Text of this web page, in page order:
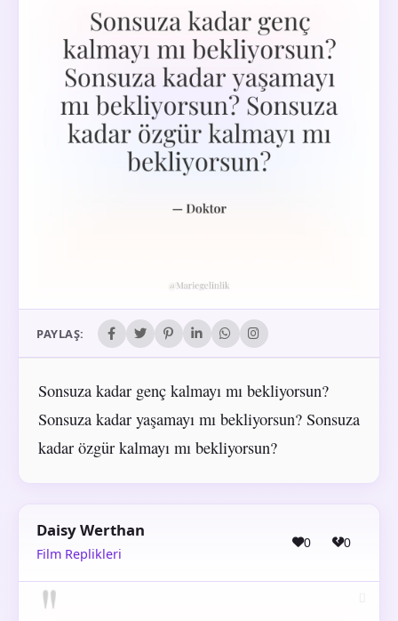
PAYLAŞ:
Sonsuza kadar genç kalmayı mı bekliyorsun?
Sonsuza kadar yaşamayı mı bekliyorsun? Sonsuza
kadar özgür kalmayı mı bekliyorsun?
Daisy Werthan
Film Replikleri
0 0